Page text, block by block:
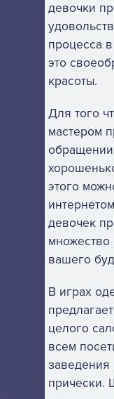
девочки
процесса
это
красоты.
Для того
мастером
этого
девочек
вашего
В играх
целого
всем
прически.